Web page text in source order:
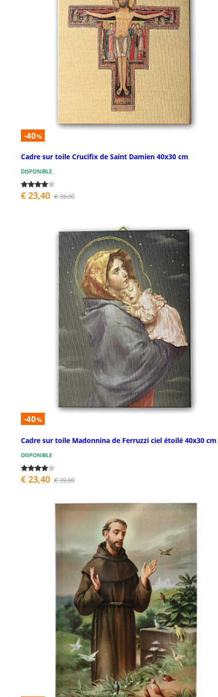
-40%
Cadre sur toile Crucifix de Saint Damien 40x30 cm
DISPONIBLE
€ 23,40 € 39,00
-40%
Cadre sur toile Madonnina de Ferruzzi ciel étoilé 40x30 cm
DISPONIBLE
€ 23,40 € 39,00